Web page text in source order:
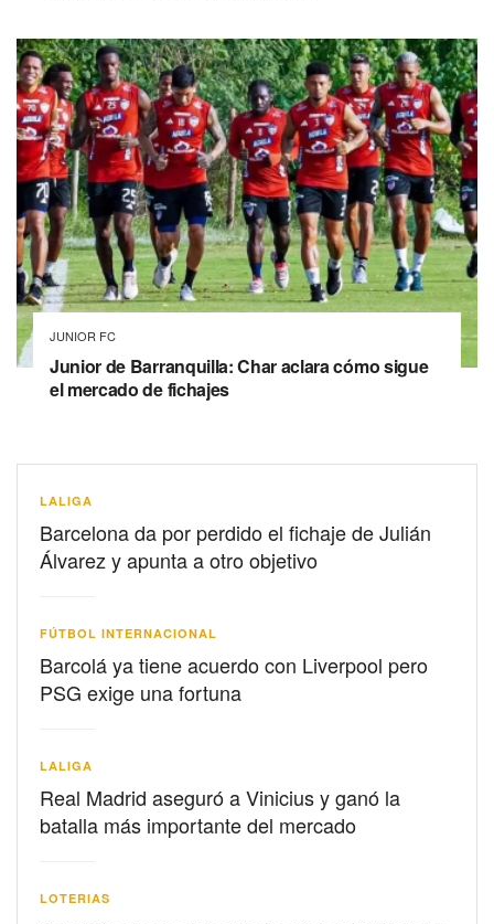
JUNIOR FC
Junior de Barranquilla: Char aclara cómo sigue
el mercado de fichajes
LALIGA
Barcelona da por perdido el fichaje de Julián
Álvarez y apunta a otro objetivo
FÚTBOL INTERNACIONAL
Barcolá ya tiene acuerdo con Liverpool pero
PSG exige una fortuna
LALIGA
Real Madrid aseguró a Vinicius y ganó la
batalla más importante del mercado
LOTERIAS